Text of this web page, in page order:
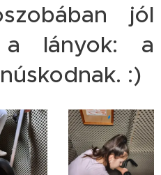
jól
a lányok: a
:)